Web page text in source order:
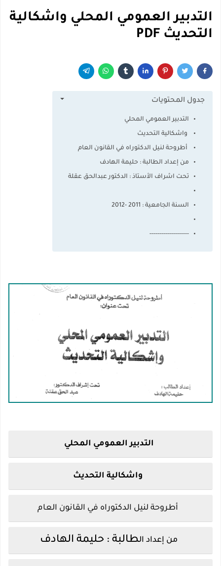
التدبير العمومي المحلي واشكالية
التحديث PDF
جدول المحتويات
التدبير العمومي المحلي
واشكالية التحديث
أطروحة لنيل الدكتوراه في القانون العام
من إعداد الطالبة : حليمة الهادف
تحت اشراف الأستاذ : الدكتور عبدالحق عقلة
السنة الجامعية : 2011 -2012
--------------------
التدبير العمومي المحلي
واشكالية التحديث
أطروحة لنيل الدكتوراه في القانون العام
من إعداد الطالبة : حليمة الهادف